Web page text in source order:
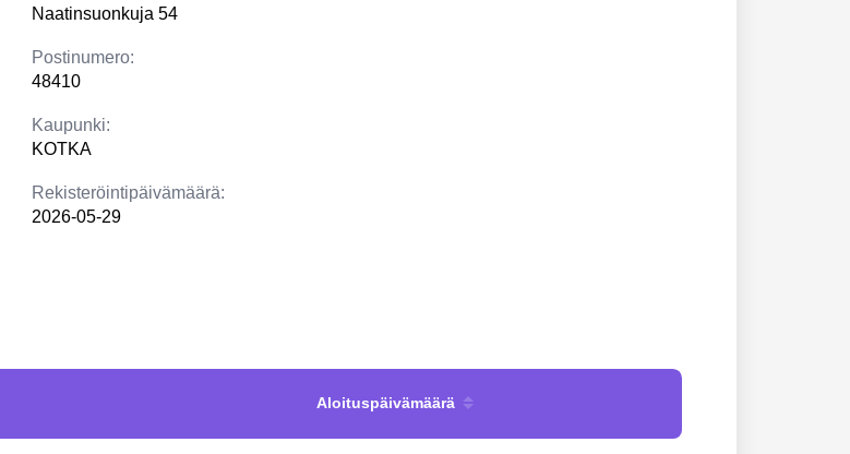
Naatinsuonkuja 54
Postinumero:
48410
Kaupunki:
KOTKA
Rekisteröintipäivämäärä:
2026-05-29
Aloituspäivämäärä